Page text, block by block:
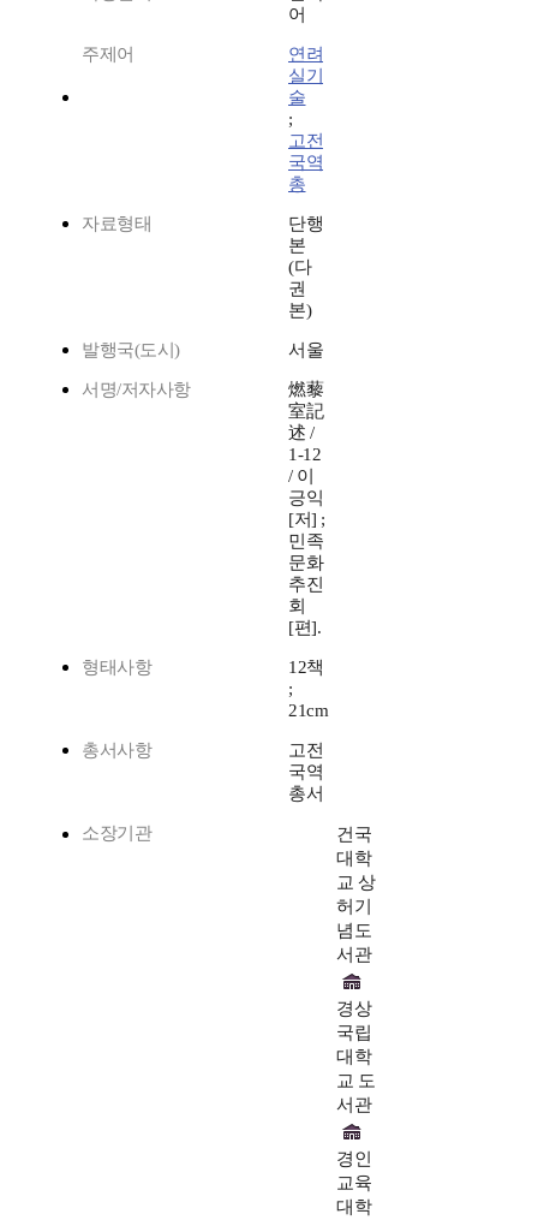
어
주제어
연려
실기
술
;
고전
국역
총
자료형태
단행
본
(다
권
본)
발행국(도시) 서울
서명/저자사항
燃藜
室記
述 /
1-12
/ 이
긍익
[저] ;
민족
문화
추진
회
[편].
형태사항
12책
;
21cm
총서사항
고전
국역
총서
소장기관
건국
대학
교 상
허기
념도
서관
경상
국립
대학
교 도
서관
경인
교육
대학